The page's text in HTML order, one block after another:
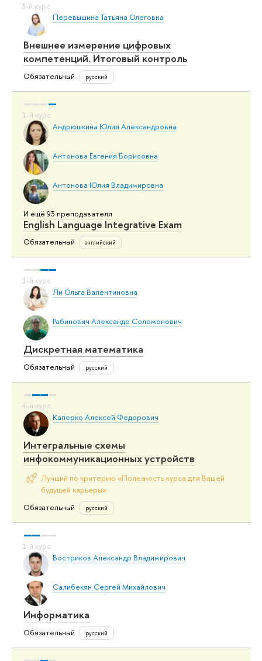
Перевышина Татьяна Олеговна
Внешнее измерение цифровых
компетенций. Итоговый контроль
Обязательный русский
Андрюшкина Юлия Александровна
Антонова Евгения Борисовна
Антонова Юлия Владимировна
И ещё 93 преподавателя
English Language Integrative Exam
Обязательный английский
Ли Ольга Валентиновна
Рабинович Александр Соломонович
Дискретная математика
Обязательный русский
Каперко Алексей Федорович
Интегральные схемы
инфокоммуникационных устройств
Лучший по критерию «Полезность курса для Вашей
будущей карьеры»
Обязательный
русский
Востриков Александр Владимирович
Салибекян Сергей Михайлович
Информатика
Обязательный русский